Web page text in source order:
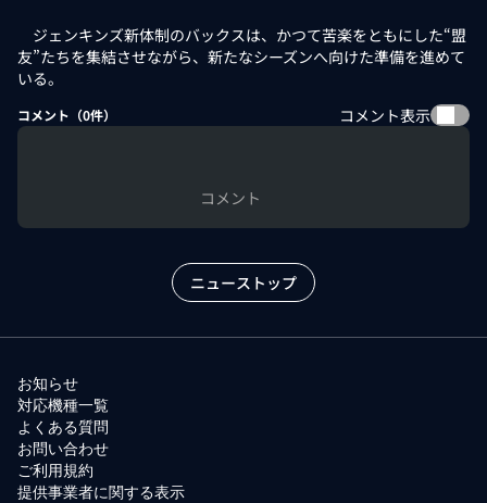
ジェンキンズ新体制のバックスは、かつて苦楽をともにした“盟
友”たちを集結させながら、新たなシーズンへ向けた準備を進めて
いる。
コメント（0件） コメント表示
コメント
ニューストップ
お知らせ
対応機種一覧
よくある質問
お問い合わせ
ご利用規約
提供事業者に関する表示